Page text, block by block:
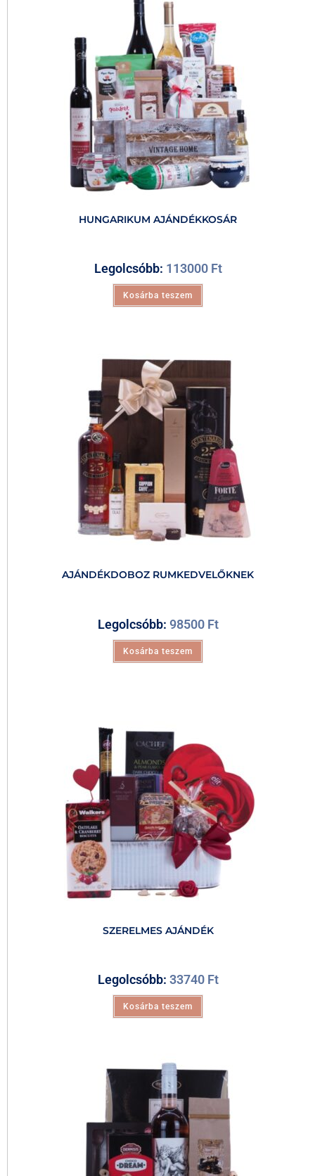
HUNGARIKUM AJÁNDÉKKOSÁR
Legolcsóbb: 113000 Ft
Kosárba teszem
AJÁNDÉKDOBOZ RUMKEDVELŐKNEK
Legolcsóbb: 98500 Ft
Kosárba teszem
SZERELMES AJÁNDÉK
Legolcsóbb: 33740 Ft
Kosárba teszem